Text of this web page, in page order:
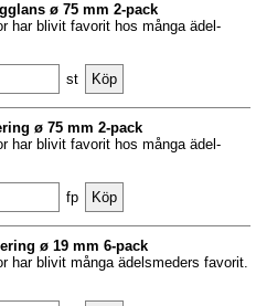
ø 75 mm 2-pack
har blivit favorit hos många ädel-
st
ø 75 mm 2-pack
har blivit favorit hos många ädel-
fp
ø 19 mm 6-pack
har blivit många ädelsmeders favorit.